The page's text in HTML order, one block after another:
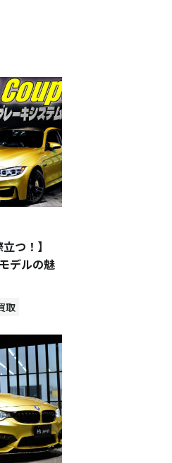
つ！】
デルの魅
取